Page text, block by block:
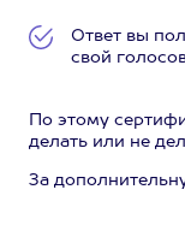
Ответ вы
свой
По этому
делать или не
За